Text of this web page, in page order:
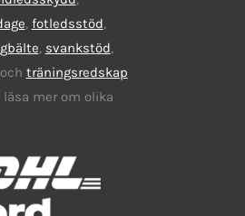
, fotledsstöd,
, svankstöd,
träningsredskap
mer om olika